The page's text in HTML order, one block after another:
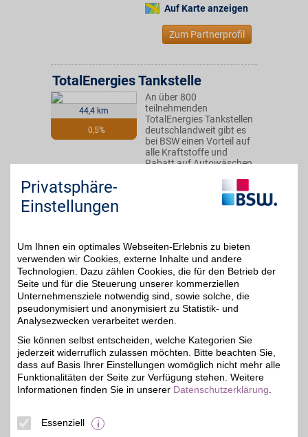
Auf Karte anzeigen
Zum Partnerprofil
44,4 km
0,5%
TotalEnergies Tankstelle
An über 800
teilnehmenden
TotalEnergies Tankstellen
deutschlandweit gibt es
bei BSW einen Vorteil auf
alle Kraftstoffe und
Rabatt auf Autowäschen.
Glindenberger Weg 3
,
Magdeburg
Zum Partnerprofil
46 km
0,5%
TotalEnergies Tankstelle
An über 800
teilnehmenden
TotalEnergies Tankstellen
deutschlandweit gibt es
bei BSW einen Vorteil auf
alle Kraftstoffe und
Rabatt auf Autowäschen.
Gute Fahrt!
Privatsphäre-
Einstellungen
Um Ihnen ein optimales Webseiten-Erlebnis zu bieten
verwenden wir Cookies, externe Inhalte und andere
Technologien. Dazu zählen Cookies, die für den Betrieb der
Seite und für die Steuerung unserer kommerziellen
Unternehmensziele notwendig sind, sowie solche, die
pseudonymisiert und anonymisiert zu Statistik- und
Analysezwecken verarbeitet werden.
Sie können selbst entscheiden, welche Kategorien Sie
jederzeit widerruflich zulassen möchten. Bitte beachten Sie,
dass auf Basis Ihrer Einstellungen womöglich nicht mehr alle
Funktionalitäten der Seite zur Verfügung stehen. Weitere
Informationen finden Sie in unserer Datenschutzerklärung
Essenziell